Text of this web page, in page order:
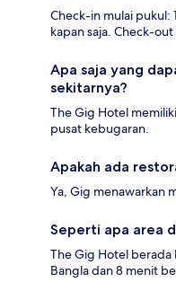
Check-in mulai pukul:
kapan saja. Check-
Apa saja yang
sekitarnya?
The Gig Hotel
pusat kebugaran.
Apakah ada
Ya, Gig menawarkan
Seperti apa area
The Gig Hotel berada
Bangla dan 8 menit